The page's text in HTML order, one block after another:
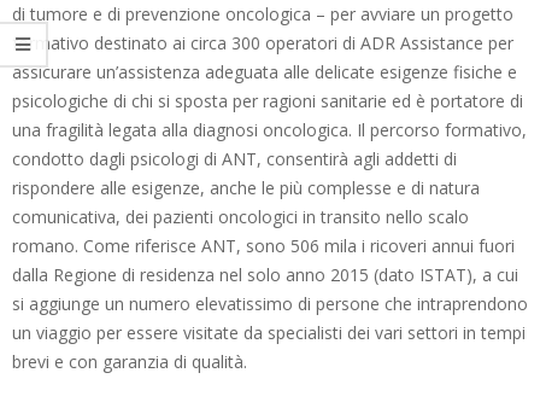
di tumore e di prevenzione oncologica – per avviare un progetto
formativo destinato ai circa 300 operatori di ADR Assistance per
assicurare un’assistenza adeguata alle delicate esigenze fisiche e
psicologiche di chi si sposta per ragioni sanitarie ed è portatore di
una fragilità legata alla diagnosi oncologica. Il percorso formativo,
condotto dagli psicologi di ANT, consentirà agli addetti di
rispondere alle esigenze, anche le più complesse e di natura
comunicativa, dei pazienti oncologici in transito nello scalo
romano. Come riferisce ANT, sono 506 mila i ricoveri annui fuori
dalla Regione di residenza nel solo anno 2015 (dato ISTAT), a cui
si aggiunge un numero elevatissimo di persone che intraprendono
un viaggio per essere visitate da specialisti dei vari settori in tempi
brevi e con garanzia di qualità.